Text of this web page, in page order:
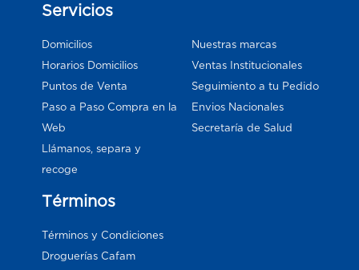
Servicios
Domicilios
Horarios Domicilios
Puntos de Venta
Paso a Paso Compra en la
Web
Llámanos, separa y
recoge
Nuestras marcas
Ventas Institucionales
Seguimiento a tu Pedido
Envios Nacionales
Secretaría de Salud
Términos
Términos y Condiciones
Droguerías Cafam